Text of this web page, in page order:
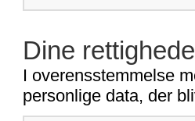
Dine
I overensstemmelse
personlige data, der